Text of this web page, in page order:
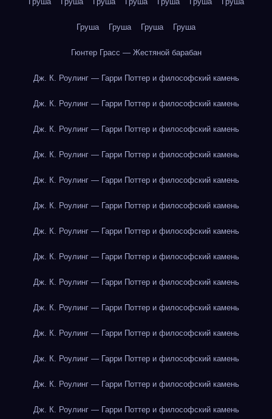
Груша Груша Груша Груша
Гюнтер Грасс — Жестяной барабан
Дж. К. Роулинг — Гарри Поттер и философский камень
Дж. К. Роулинг — Гарри Поттер и философский камень
Дж. К. Роулинг — Гарри Поттер и философский камень
Дж. К. Роулинг — Гарри Поттер и философский камень
Дж. К. Роулинг — Гарри Поттер и философский камень
Дж. К. Роулинг — Гарри Поттер и философский камень
Дж. К. Роулинг — Гарри Поттер и философский камень
Дж. К. Роулинг — Гарри Поттер и философский камень
Дж. К. Роулинг — Гарри Поттер и философский камень
Дж. К. Роулинг — Гарри Поттер и философский камень
Дж. К. Роулинг — Гарри Поттер и философский камень
Дж. К. Роулинг — Гарри Поттер и философский камень
Дж. К. Роулинг — Гарри Поттер и философский камень
Дж. К. Роулинг — Гарри Поттер и философский камень